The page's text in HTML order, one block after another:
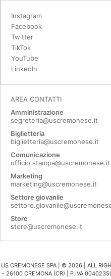
Instagram
Facebook
Twitter
TikTok
YouTube
LinkedIn
AREA CONTATTI
Amministrazione
segreteria@uscremonese.it
Biglietteria
biglietteria@uscremonese.it
Comunicazione
ufficio.stampa@uscremonese.it
Marketing
marketing@uscremonese.it
Settore giovanile
Store
store@uscremonese.it
US CREMONESE SPA | © 2026 | ALL
- 26100 CREMONA (CR) | P.IVA